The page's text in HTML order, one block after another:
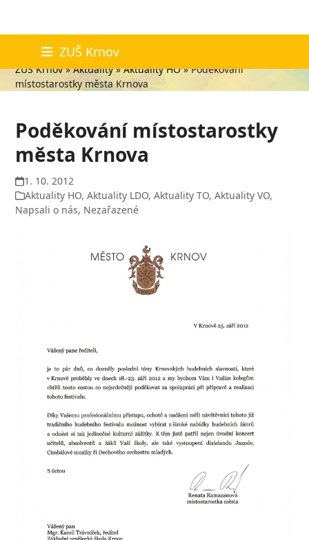
content
ZUŠ Krnov
Aktuality
ZUŠ Krnov»Aktuality»Aktuality HO»Poděkování
místostarostky města Krnova
Poděkování místostarostky
města Krnova
1. 10. 2012
Aktuality HO,Aktuality LDO,Aktuality TO,Aktuality VO,
Napsali o nás, Nezařazené